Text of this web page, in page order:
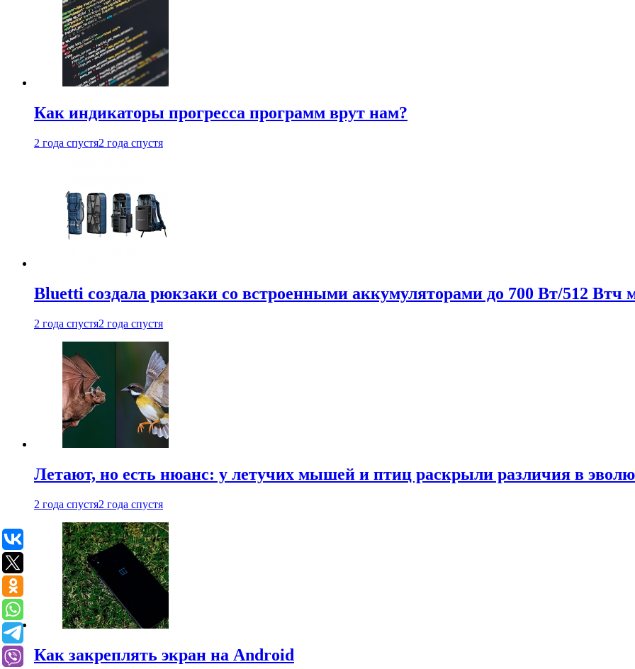
Как индикаторы прогресса программ врут нам?
2 года спустя2 года спустя
Bluetti создала рюкзаки со встроенными аккумуляторами до 700 Вт/512 Втч
2 года спустя2 года спустя
Летают, но есть нюанс: у летучих мышей и птиц раскрыли различия в
2 года спустя2 года спустя
Как закреплять экран на Android